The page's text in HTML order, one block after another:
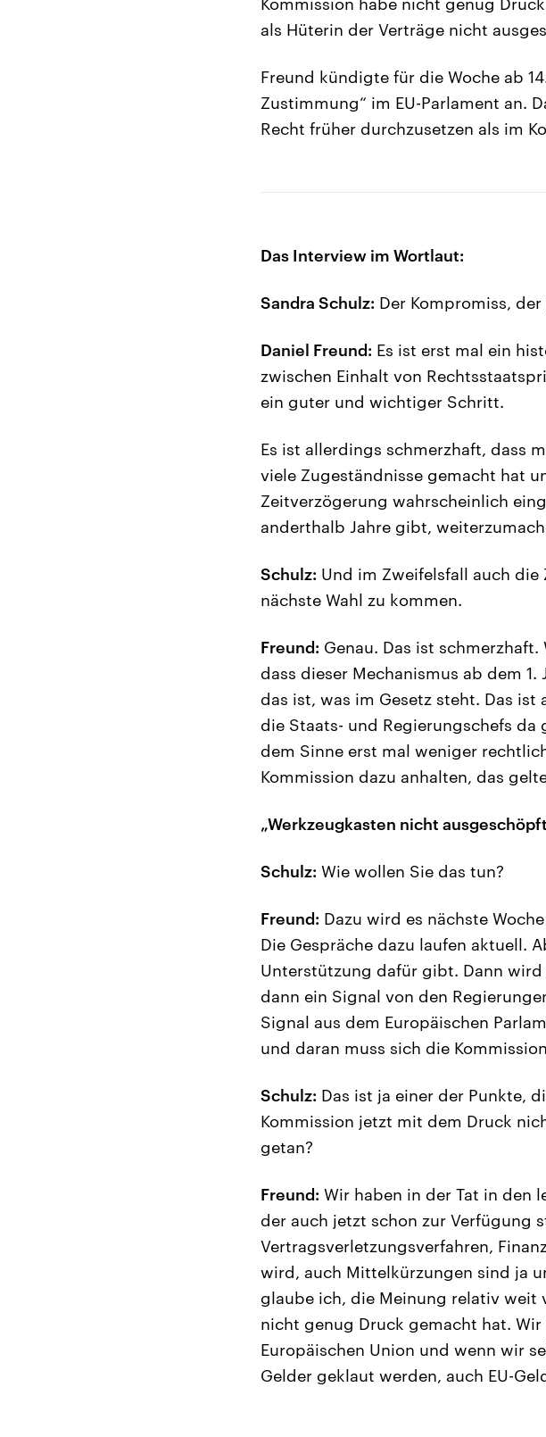
als Hüterin der Verträge nicht
Freund kündigte für die Woche ab
Zustimmung“ im EU-Parlament an.
Recht früher durchzusetzen als im
Das Interview im Wortlaut:
Sandra Schulz: Der Kompromiss,
Daniel Freund: Es ist erst mal ein
zwischen Einhalt von
ein guter und wichtiger Schritt.
Es ist allerdings schmerzhaft, dass
viele Zugeständnisse gemacht hat
Zeitverzögerung wahrscheinlich
anderthalb Jahre gibt,
Schulz: Und im Zweifelsfall auch
nächste Wahl zu kommen.
Freund: Genau. Das ist
dass dieser Mechanismus ab dem
das ist, was im Gesetz steht. Das ist
die Staats- und Regierungschefs
dem Sinne erst mal weniger
Kommission dazu anhalten, das
„Werkzeugkasten nicht
Schulz: Wie wollen Sie das tun?
Freund: Dazu wird es nächste
Die Gespräche dazu laufen aktuell.
Unterstützung dafür gibt. Dann wird
dann ein Signal von den
Signal aus dem Europäischen
und daran muss sich die
Schulz: Das ist ja einer der Punkte,
Kommission jetzt mit dem Druck
getan?
Freund: Wir haben in der Tat in den
der auch jetzt schon zur Verfügung
Vertragsverletzungsverfahren,
wird, auch Mittelkürzungen sind ja
glaube ich, die Meinung relativ weit
nicht genug Druck gemacht hat.
Europäischen Union und wenn wir
Gelder geklaut werden, auch EU-